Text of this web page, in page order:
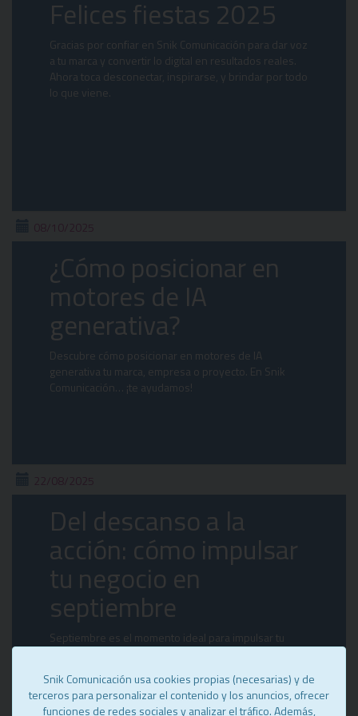
Felices fiestas 2025
Gracias por confiar en Snik Comunicación para dar voz
a tu marca y convertir lo digital en resultados reales.
Ahora toca desconectar, inspirarse, y brindar por todo
lo que viene.
08/10/2025
¿Cómo posicionar en
motores de IA
generativa?
Descubre cómo posicionar en motores de IA
generativa tu marca, empresa o proyecto. En Snik
Comunicación… ¡te ayudamos!
22/08/2025
Del descanso a la
acción: cómo impulsar
tu negocio en
septiembre
Septiembre es el momento ideal para impulsar tu
negocio: revisa tus metas, ajusta estrategias y conecta
Snik Comunicación usa cookies propias (necesarias) y de
terceros para personalizar el contenido y los anuncios, ofrecer
funciones de redes sociales y analizar el tráfico. Además,